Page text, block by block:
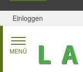
Zum Inhalt
Einloggen
MENÜ